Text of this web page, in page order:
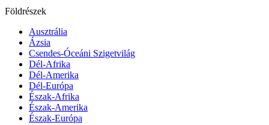
Földrészek
Ausztrália
Ázsia
Csendes-Óceáni Szigetvilág
Dél-Afrika
Dél-Amerika
Dél-Európa
Észak-Afrika
Észak-Amerika
Észak-Európa